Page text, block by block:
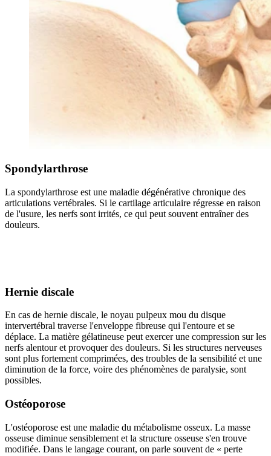
Spondylarthrose
La spondylarthrose est une maladie dégénérative chronique des
articulations vertébrales. Si le cartilage articulaire régresse en raison
de l'usure, les nerfs sont irrités, ce qui peut souvent entraîner des
douleurs.
Hernie discale
En cas de hernie discale, le noyau pulpeux mou du disque
intervertébral traverse l'enveloppe fibreuse qui l'entoure et se
déplace. La matière gélatineuse peut exercer une compression sur les
nerfs alentour et provoquer des douleurs. Si les structures nerveuses
sont plus fortement comprimées, des troubles de la sensibilité et une
diminution de la force, voire des phénomènes de paralysie, sont
possibles.
Ostéoporose
L'ostéoporose est une maladie du métabolisme osseux. La masse
osseuse diminue sensiblement et la structure osseuse s'en trouve
modifiée. Dans le langage courant, on parle souvent de « perte